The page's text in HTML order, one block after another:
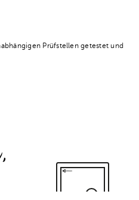
Prüfstellen getestet und